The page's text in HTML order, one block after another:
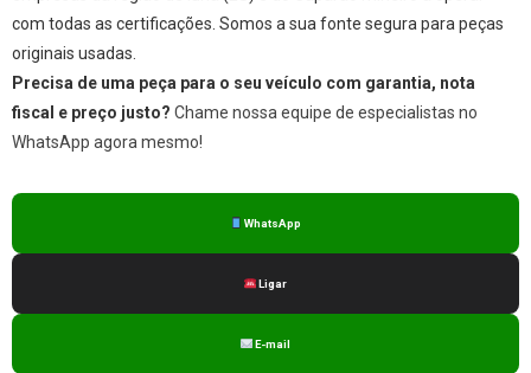
com todas as certificações. Somos a sua fonte segura para peças
originais usadas.
Precisa de uma peça para o seu veículo com garantia, nota
fiscal e preço justo? Chame nossa equipe de especialistas no
WhatsApp agora mesmo!
WhatsApp
Ligar
E-mail